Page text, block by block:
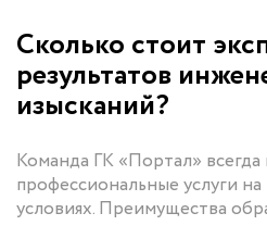
Сколько стоит
результатов
изысканий?
Команда ГК «Портал» всегда
профессиональные услуги
условиях. Преимущества